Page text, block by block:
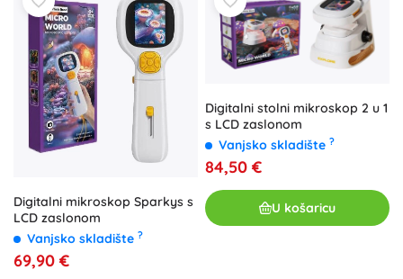
Digitalni mikroskop Sparkys s
LCD zaslonom
Vanjsko skladište ?
69,90 €
Digitalni stolni mikroskop 2 u 1
s LCD zaslonom
Vanjsko skladište ?
84,50 €
U košaricu